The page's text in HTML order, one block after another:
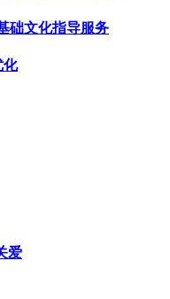
础文化指导服务
化
爱